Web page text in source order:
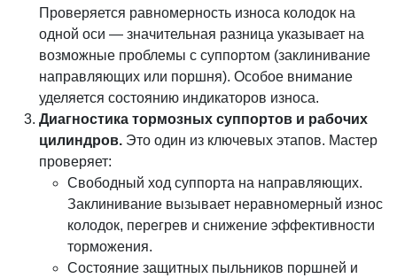
Проверяется равномерность износа колодок на
одной оси — значительная разница указывает на
возможные проблемы с суппортом (заклинивание
направляющих или поршня). Особое внимание
уделяется состоянию индикаторов износа.
Диагностика тормозных суппортов и рабочих
цилиндров. Это один из ключевых этапов. Мастер
проверяет:
Свободный ход суппорта на направляющих.
Заклинивание вызывает неравномерный износ
колодок, перегрев и снижение эффективности
торможения.
Состояние защитных пыльников поршней и